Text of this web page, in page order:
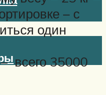
– с
один
всего 35000